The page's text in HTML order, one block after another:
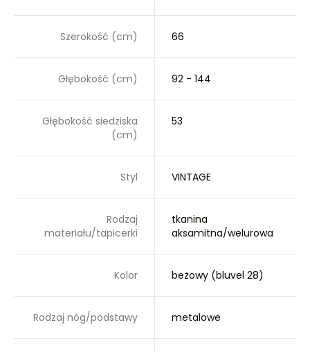
Szerokość (cm) 66
Głębokość (cm) 92 - 144
Głębokość siedziska
(cm)
53
Styl VINTAGE
Rodzaj
materiału/tapicerki
tkanina
aksamitna/welurowa
Kolor beżowy (bluvel 28)
Rodzaj nóg/podstawy metalowe